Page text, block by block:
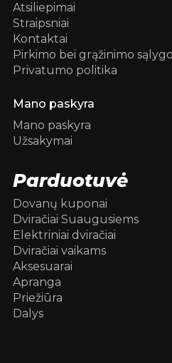
Atsiliepimai
Straipsniai
Kontaktai
Pirkimo bei grąžinimo
Privatumo politika
Mano paskyra
Mano paskyra
Užsakymai
Parduotuvė
Dovanų kuponai
Dviračiai Suaugusiems
Elektriniai dviračiai
Dviračiai vaikams
Aksesuarai
Apranga
Priežiūra
Dalys